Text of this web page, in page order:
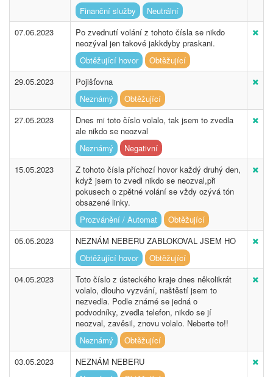
Finanční služby
Neutrální
07.06.2023
Po zvednutí volání z tohoto čísla se nikdo
neozýval jen takové jakkdyby praskani.
Obtěžující hovor
Obtěžující
29.05.2023
Pojišťovna
Neznámý
Obtěžující
27.05.2023
Dnes mi toto číslo volalo, tak jsem to zvedla
ale nikdo se neozval
Neznámý
Negativní
15.05.2023
Z tohoto čísla příchozí hovor každý druhý den,
když jsem to zvedl nikdo se neozval,při
pokusech o zpětné volání se vždy ozývá tón
obsazené linky.
Prozvánění / Automat
Obtěžující
05.05.2023
NEZNÁM NEBERU ZABLOKOVAL JSEM HO
Obtěžující hovor
Obtěžující
04.05.2023
Toto číslo z ústeckého kraje dnes několikrát
volalo, dlouho vyzvání, naštěstí jsem to
nezvedla. Podle známé se jedná o
podvodníky, zvedla telefon, nikdo se jí
neozval, zavěsil, znovu volalo. Neberte to!!
Neznámý
Obtěžující
03.05.2023
NEZNÁM NEBERU